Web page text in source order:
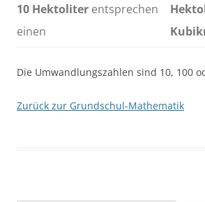
10 Hektoliter entsprechen
einen
Die Umwandlungszahlen sind 10, 100
Zurück zur Grundschul-Mathematik